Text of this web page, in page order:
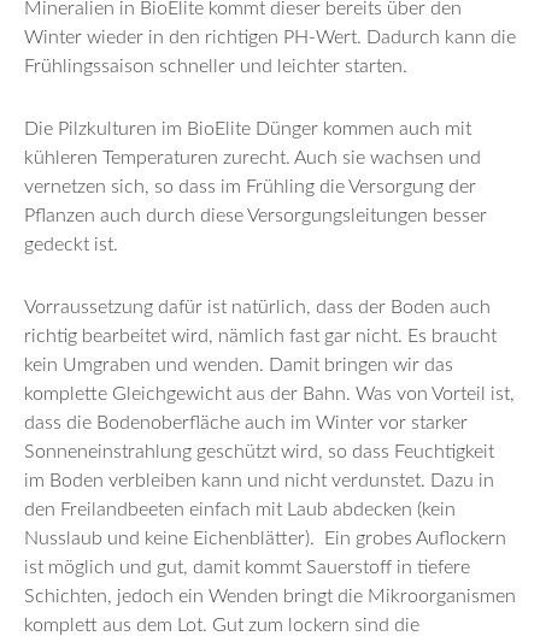
Mineralien in BioElite kommt dieser bereits über den
Winter wieder in den richtigen PH-Wert. Dadurch kann die
Frühlingssaison schneller und leichter starten.
Die Pilzkulturen im BioElite Dünger kommen auch mit
kühleren Temperaturen zurecht. Auch sie wachsen und
vernetzen sich, so dass im Frühling die Versorgung der
Pflanzen auch durch diese Versorgungsleitungen besser
gedeckt ist.
Vorraussetzung dafür ist natürlich, dass der Boden auch
richtig bearbeitet wird, nämlich fast gar nicht. Es braucht
kein Umgraben und wenden. Damit bringen wir das
komplette Gleichgewicht aus der Bahn. Was von Vorteil ist,
dass die Bodenoberfläche auch im Winter vor starker
Sonneneinstrahlung geschützt wird, so dass Feuchtigkeit
im Boden verbleiben kann und nicht verdunstet. Dazu in
den Freilandbeeten einfach mit Laub abdecken (kein
Nusslaub und keine Eichenblätter). Ein grobes Auflockern
ist möglich und gut, damit kommt Sauerstoff in tiefere
Schichten, jedoch ein Wenden bringt die Mikroorganismen
komplett aus dem Lot. Gut zum lockern sind die